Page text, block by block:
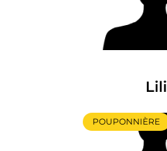
Lili
POUPONNIÈRE